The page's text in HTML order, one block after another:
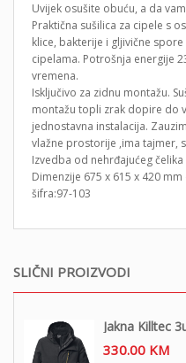
SLIČNI PROIZVODI
Jakna Killtec
330.00 KM
Uvijek osušite obuću, a da
Praktična sušilica za cipele s
klice, bakterije i gljivične
cipelama. Potrošnja energije
vremena.
Isključivo za zidnu montažu.
montažu topli zrak dopire do
jednostavna instalacija.
vlažne prostorije ,ima tajmer,
Izvedba od nehrđajućeg čelika
Dimenzije 675 x 615 x 420 mm
šifra:97-103